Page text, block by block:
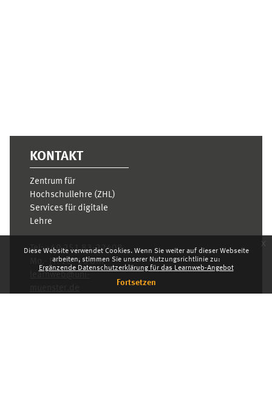
Diese Website verwendet Cookies. Wenn Sie weiter auf dieser Webseite
arbeiten, stimmen Sie unserer Nutzungsrichtlinie zu:
Ergänzende Datenschutzerklärung für das Learnweb-Angebot
Fortsetzen
x
KONTAKT
Zentrum für
Hochschullehre (ZHL)
Services für digitale
Lehre
Tel:+49 251 83-22408
Mo.- Fr. 10–16 Uhr